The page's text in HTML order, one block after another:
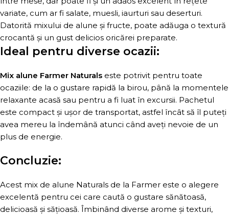
variate, cum ar fi salate, muesli, iaurturi sau deserturi.
Datorită mixului de alune și fructe, poate adăuga o textură
crocantă și un gust delicios oricărei preparate.
Ideal pentru diverse ocazii:
Mix alune Farmer Naturals este potrivit pentru toate
ocaziile: de la o gustare rapidă la birou, până la momentele
relaxante acasă sau pentru a fi luat în excursii. Pachetul
este compact și ușor de transportat, astfel încât să îl puteți
avea mereu la îndemână atunci când aveți nevoie de un
plus de energie.
Concluzie:
Acest mix de alune Naturals de la Farmer este o alegere
excelentă pentru cei care caută o gustare sănătoasă,
delicioasă și sățioasă. Îmbinând diverse arome și texturi,